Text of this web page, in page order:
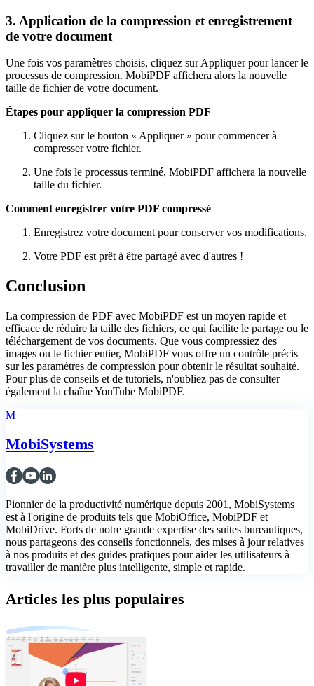
3. Application de la compression et enregistrement
de votre document
Une fois vos paramètres choisis, cliquez sur Appliquer pour lancer le
processus de compression. MobiPDF affichera alors la nouvelle
taille de fichier de votre document.
Étapes pour appliquer la compression PDF
Cliquez sur le bouton « Appliquer » pour commencer à
compresser votre fichier.
Une fois le processus terminé, MobiPDF affichera la nouvelle
taille du fichier.
Comment enregistrer votre PDF compressé
Enregistrez votre document pour conserver vos modifications.
Votre PDF est prêt à être partagé avec d'autres !
Conclusion
La compression de PDF avec MobiPDF est un moyen rapide et
efficace de réduire la taille des fichiers, ce qui facilite le partage ou le
téléchargement de vos documents. Que vous compressiez des
images ou le fichier entier, MobiPDF vous offre un contrôle précis
sur les paramètres de compression pour obtenir le résultat souhaité.
Pour plus de conseils et de tutoriels, n'oubliez pas de consulter
également la chaîne YouTube MobiPDF.
M
MobiSystems
Pionnier de la productivité numérique depuis 2001, MobiSystems
est à l'origine de produits tels que MobiOffice, MobiPDF et
MobiDrive. Forts de notre grande expertise des suites bureautiques,
nous partageons des conseils fonctionnels, des mises à jour relatives
à nos produits et des guides pratiques pour aider les utilisateurs à
travailler de manière plus intelligente, simple et rapide.
Articles les plus populaires